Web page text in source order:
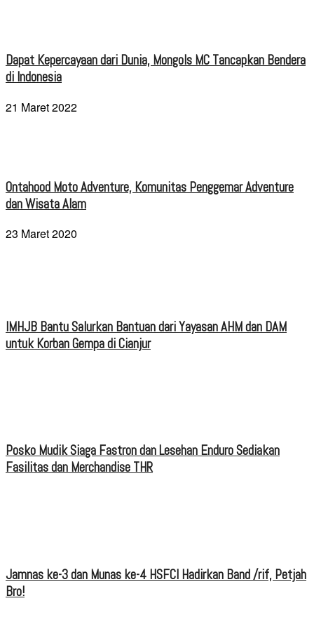
Dapat Kepercayaan dari Dunia, Mongols MC Tancapkan Bendera
di Indonesia
21 Maret 2022
Ontahood Moto Adventure, Komunitas Penggemar Adventure
dan Wisata Alam
23 Maret 2020
IMHJB Bantu Salurkan Bantuan dari Yayasan AHM dan DAM
untuk Korban Gempa di Cianjur
Posko Mudik Siaga Fastron dan Lesehan Enduro Sediakan
Fasilitas dan Merchandise THR
Jamnas ke-3 dan Munas ke-4 HSFCI Hadirkan Band /rif, Petjah
Bro!